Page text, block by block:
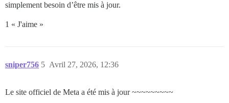
simplement besoin d’être mis à jour.
1 « J'aime »
sniper756 Avril 27, 2026, 12:36
5
Le site officiel de Meta a été mis à jour ~~~~~~~~~